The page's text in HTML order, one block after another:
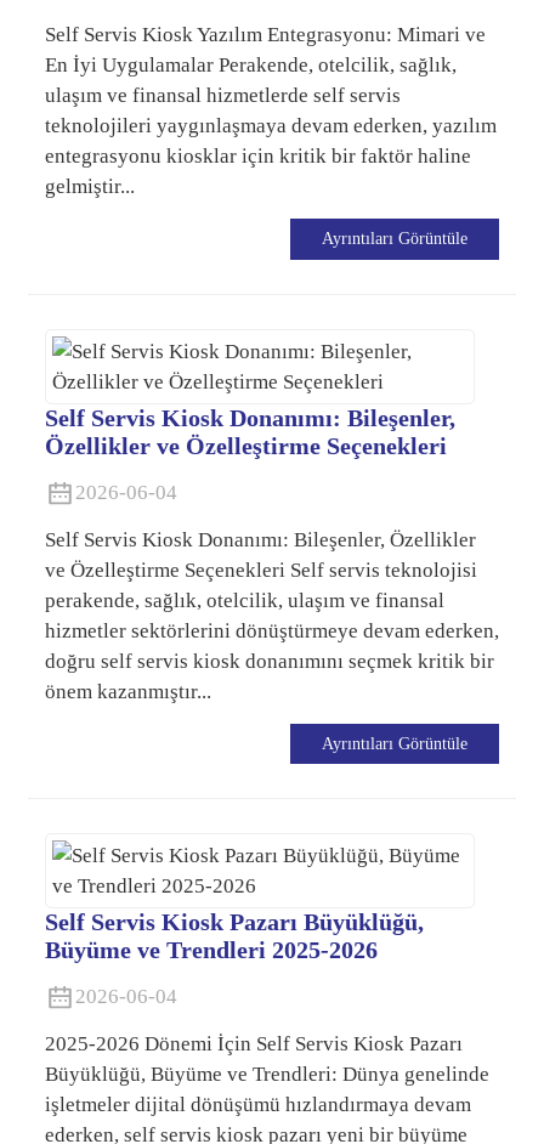
Self Servis Kiosk Yazılım Entegrasyonu: Mimari ve
En İyi Uygulamalar Perakende, otelcilik, sağlık,
ulaşım ve finansal hizmetlerde self servis
teknolojileri yaygınlaşmaya devam ederken, yazılım
entegrasyonu kiosklar için kritik bir faktör haline
gelmiştir...
Ayrıntıları Görüntüle
Self Servis Kiosk Donanımı: Bileşenler,
Özellikler ve Özelleştirme Seçenekleri
2026-06-04
Self Servis Kiosk Donanımı: Bileşenler, Özellikler
ve Özelleştirme Seçenekleri Self servis teknolojisi
perakende, sağlık, otelcilik, ulaşım ve finansal
hizmetler sektörlerini dönüştürmeye devam ederken,
doğru self servis kiosk donanımını seçmek kritik bir
önem kazanmıştır...
Ayrıntıları Görüntüle
Self Servis Kiosk Pazarı Büyüklüğü,
Büyüme ve Trendleri 2025-2026
2026-06-04
2025-2026 Dönemi İçin Self Servis Kiosk Pazarı
Büyüklüğü, Büyüme ve Trendleri: Dünya genelinde
işletmeler dijital dönüşümü hızlandırmaya devam
ederken, self servis kiosk pazarı yeni bir büyüme